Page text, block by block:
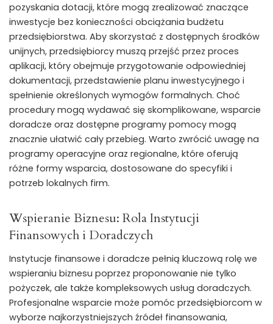
pozyskania dotacji, które mogą zrealizować znaczące
inwestycje bez konieczności obciążania budżetu
przedsiębiorstwa. Aby skorzystać z dostępnych środków
unijnych, przedsiębiorcy muszą przejść przez proces
aplikacji, który obejmuje przygotowanie odpowiedniej
dokumentacji, przedstawienie planu inwestycyjnego i
spełnienie określonych wymogów formalnych. Choć
procedury mogą wydawać się skomplikowane, wsparcie
doradcze oraz dostępne programy pomocy mogą
znacznie ułatwić cały przebieg. Warto zwrócić uwagę na
programy operacyjne oraz regionalne, które oferują
różne formy wsparcia, dostosowane do specyfiki i
potrzeb lokalnych firm.
Wspieranie Biznesu: Rola Instytucji
Finansowych i Doradczych
Instytucje finansowe i doradcze pełnią kluczową rolę we
wspieraniu biznesu poprzez proponowanie nie tylko
pożyczek, ale także kompleksowych usług doradczych.
Profesjonalne wsparcie może pomóc przedsiębiorcom w
wyborze najkorzystniejszych źródeł finansowania,